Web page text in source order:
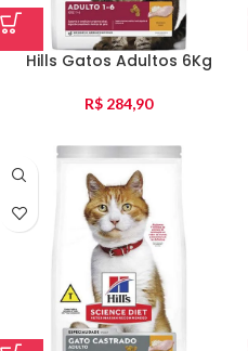
Hills Gatos Adultos 6Kg
R$ 284,90